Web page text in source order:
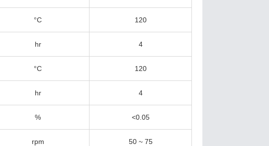
°C 120
hr 4
°C 120
hr 4
% <0.05
rpm 50 ~ 75